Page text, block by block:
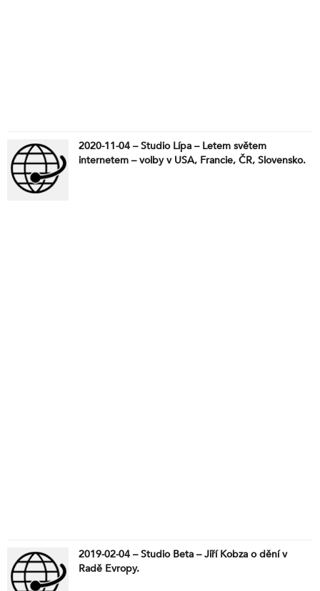
2020-11-04 – Studio Lípa – Letem světem
internetem – volby v USA, Francie, ČR, Slovensko.
2019-02-04 – Studio Beta – Jiří Kobza o dění v
Radě Evropy.